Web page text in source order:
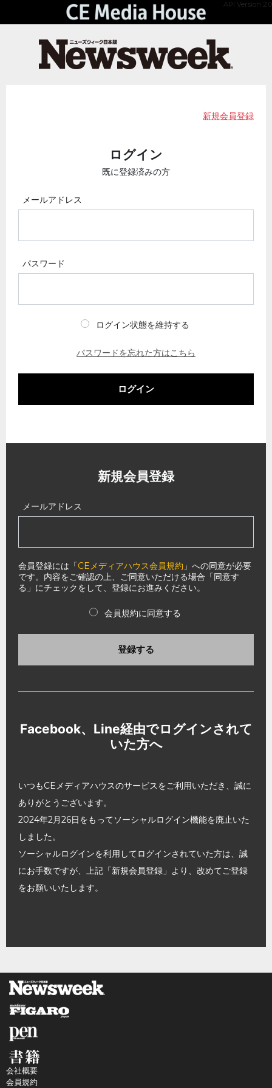
API Version 2.0
新規会員登録
ログイン
既に登録済みの方
メールアドレス
パスワード
ログイン状態を維持する
パスワードを忘れた方はこちら
ログイン
新規会員登録
メールアドレス
会員登録には「CEメディアハウス会員規約 」への同意が必要
です。内容をご確認の上、ご同意いただける場合「同意す
る」にチェックをして、登録にお進みください。
会員規約に同意する
登録する
Facebook、Line経由でログインされて
いた方へ
いつもCEメディアハウスのサービスをご利用いただき、誠に
ありがとうございます。
2024年2月26日をもってソーシャルログイン機能を廃止いた
しました。
ソーシャルログインを利用してログインされていた方は、誠
にお手数ですが、上記「新規会員登録」より、改めてご登録
をお願いいたします。
会社概要
会員規約